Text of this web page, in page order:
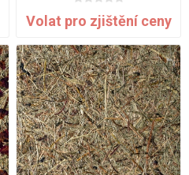
Volat pro zjištění ceny